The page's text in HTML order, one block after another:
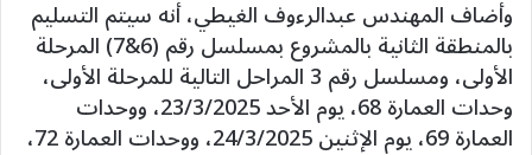
وأضاف المهندس عبدالرءوف الغيطي، أنه سيتم التسليم
بالمنطقة الثانية بالمشروع بمسلسل رقم (6&7) المرحلة
الأولى، ومسلسل رقم 3 المراحل التالية للمرحلة الأولى،
وحدات العمارة 68، يوم الأحد 23/3/2025، ووحدات
العمارة 69، يوم الإثنين 24/3/2025، ووحدات العمارة 72،